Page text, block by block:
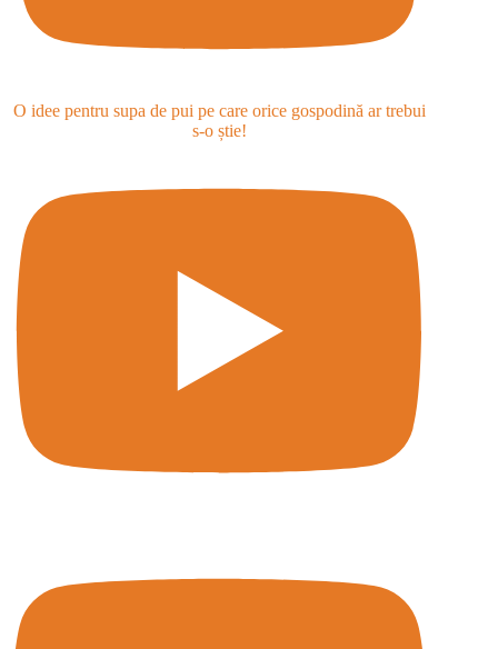
O idee pentru supa de pui pe care orice gospodină ar trebui
s-o știe!